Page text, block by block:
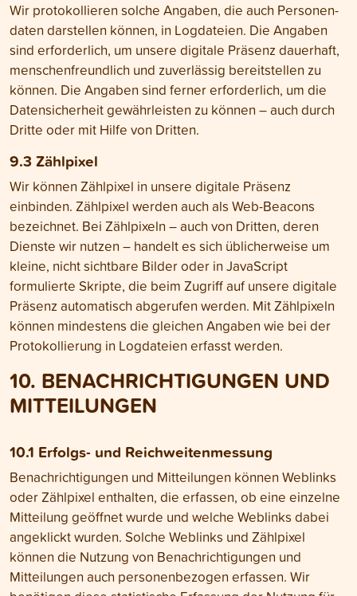
Wir protokollieren solche Angaben, die auch Personen­
daten darstellen können, in Log­dateien. Die Angaben
sind erforderlich, um unsere digitale Präsenz dauerhaft,
menschen­freundlich und zuverlässig bereit­stellen zu
können. Die Angaben sind ferner erforderlich, um die
Daten­sicher­heit gewähr­leisten zu können – auch durch
Dritte oder mit Hilfe von Dritten.
9.3 Zählpixel
Wir können Zählpixel in unsere digitale Präsenz
einbinden. Zählpixel werden auch als Web-Beacons
bezeichnet. Bei Zählpixeln – auch von Dritten, deren
Dienste wir nutzen – handelt es sich üblicher­weise um
kleine, nicht sicht­bare Bilder oder in JavaScript
formulierte Skripte, die beim Zugriff auf unsere digitale
Präsenz automatisch abgerufen werden. Mit Zähl­pixeln
können mindestens die gleichen Angaben wie bei der
Protokollierung in Log­dateien erfasst werden.
10. BENACH­RICHTI­GUNGEN UND
MIT­TEILUNGEN
10.1 Erfolgs- und Reichweiten­messung
Benachrichtigungen und Mitteilungen können Weblinks
oder Zählpixel enthalten, die erfassen, ob eine einzelne
Mitteilung geöffnet wurde und welche Weblinks dabei
angeklickt wurden. Solche Weblinks und Zählpixel
können die Nutzung von Benachrichtigungen und
Mitteilungen auch personenbezogen erfassen. Wir